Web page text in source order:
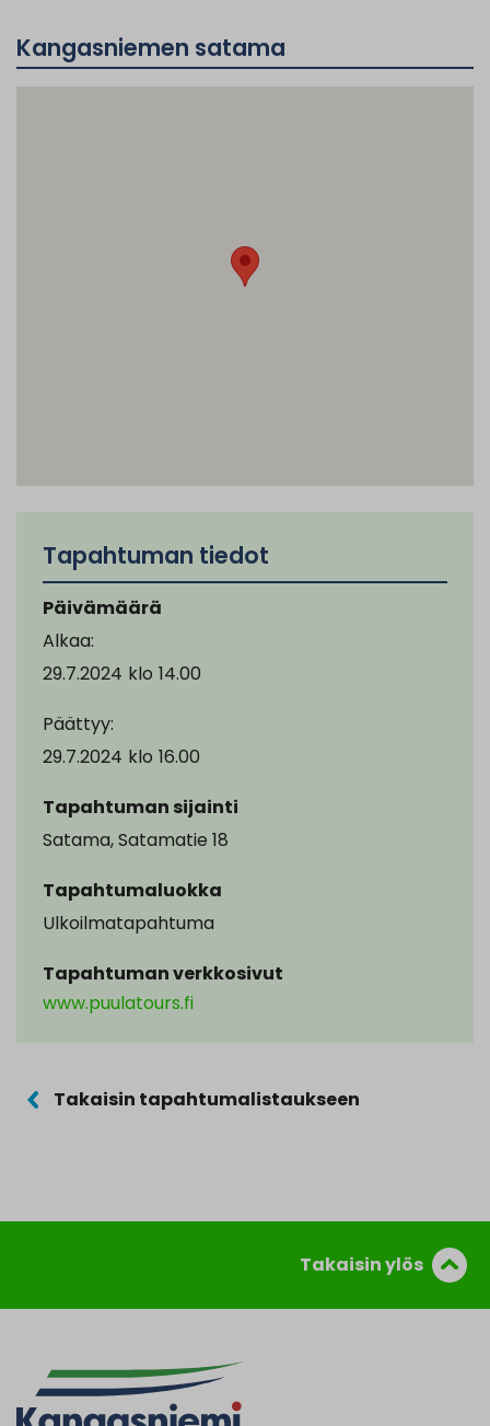
Kangasniemen satama
Tapahtuman tiedot
Päivämäärä
Alkaa:
29.7.2024 klo 14.00
Päättyy:
29.7.2024 klo 16.00
Tapahtuman sijainti
Satama, Satamatie 18
Tapahtumaluokka
Ulkoilmatapahtuma
Tapahtuman verkkosivut
www.puulatours.fi
Takaisin tapahtumalistaukseen
Takaisin ylös